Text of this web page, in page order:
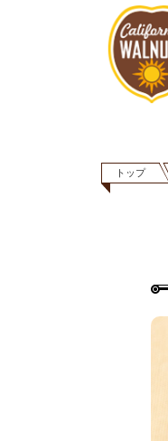
トップ